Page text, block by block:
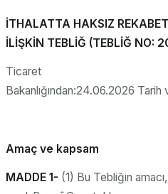
İTHALATTA HAKSIZ
İLİŞKİN TEBLİĞ (TEBLİĞ NO:
Ticaret
Bakanlığından:24.06.2026 Tarih
Amaç ve kapsam
MADDE 1- (1) Bu Tebliğin